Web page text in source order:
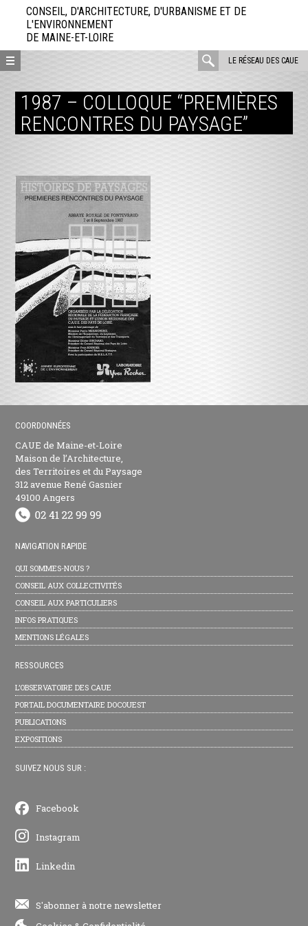
directement
contenu
CONSEIL, D'ARCHITECTURE, D'URBANISME ET DE
L'ENVIRONNEMENT
DE MAINE-ET-LOIRE
LE RÉSEAU DES CAUE
rechercher
1987 – COLLOQUE “PREMIÈRES
RENCONTRES DU PAYSAGE”
COORDONNÉES
CAUE de Maine-et-Loire
Maison de l’Architecture,
des Territoires et du Paysage
312 avenue René Gasnier
49100 Angers
NAVIGATION RAPIDE
QUI SOMMES-NOUS ?
CONSEIL AUX COLLECTIVITÉS
CONSEIL AUX PARTICULIERS
INFOS PRATIQUES
MENTIONS LÉGALES
RESSOURCES
L’OBSERVATOIRE DES CAUE
PORTAIL DOCUMENTAIRE DOCOUEST
PUBLICATIONS
EXPOSITIONS
SUIVEZ NOUS SUR :
Facebook
Instagram
Linkedin
S'abonner à notre newsletter